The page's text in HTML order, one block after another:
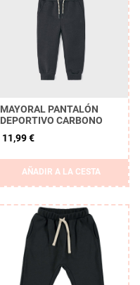
MAYORAL PANTALÓN
DEPORTIVO CARBONO
11,99 €
AÑADIR A LA CESTA